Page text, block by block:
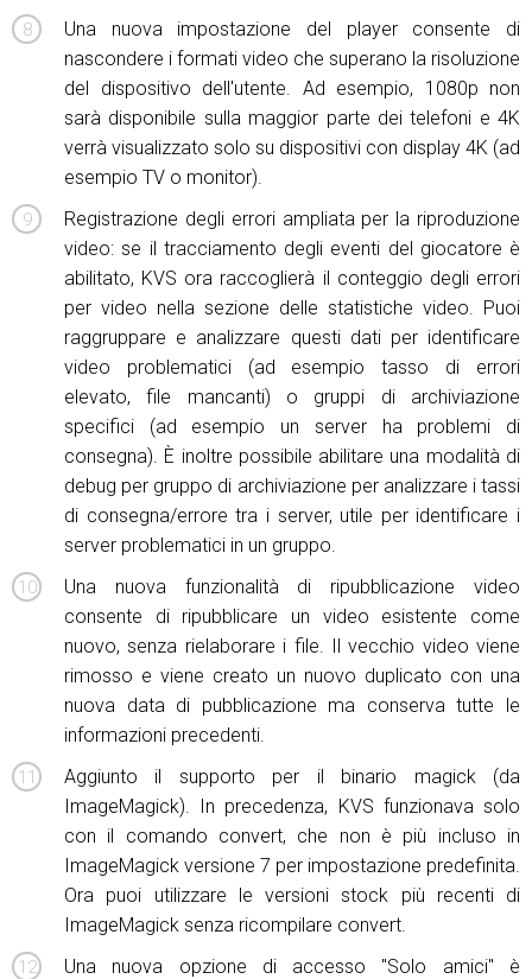
Una nuova impostazione del player consente di
nascondere i formati video che superano la risoluzione
del dispositivo dell'utente. Ad esempio, 1080p non
sarà disponibile sulla maggior parte dei telefoni e 4K
verrà visualizzato solo su dispositivi con display 4K (ad
esempio TV o monitor).
Registrazione degli errori ampliata per la riproduzione
video: se il tracciamento degli eventi del giocatore è
abilitato, KVS ora raccoglierà il conteggio degli errori
per video nella sezione delle statistiche video. Puoi
raggruppare e analizzare questi dati per identificare
video problematici (ad esempio tasso di errori
elevato, file mancanti) o gruppi di archiviazione
specifici (ad esempio un server ha problemi di
consegna). È inoltre possibile abilitare una modalità di
debug per gruppo di archiviazione per analizzare i tassi
di consegna/errore tra i server, utile per identificare i
server problematici in un gruppo.
Una nuova funzionalità di ripubblicazione video
consente di ripubblicare un video esistente come
nuovo, senza rielaborare i file. Il vecchio video viene
rimosso e viene creato un nuovo duplicato con una
nuova data di pubblicazione ma conserva tutte le
informazioni precedenti.
Aggiunto il supporto per il binario magick (da
ImageMagick). In precedenza, KVS funzionava solo
con il comando convert, che non è più incluso in
ImageMagick versione 7 per impostazione predefinita.
Ora puoi utilizzare le versioni stock più recenti di
ImageMagick senza ricompilare convert.
Una nuova opzione di accesso "Solo amici" è